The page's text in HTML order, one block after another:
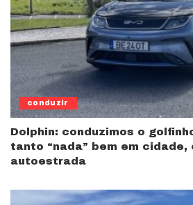
conduzir
Dolphin: conduzimos o
tanto “nada” bem em cidade,
autoestrada